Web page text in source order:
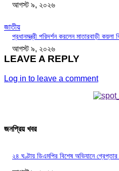
আগস্ট ৯, ২০২৬
জাতীয়
প্রধানমন্ত্রী পরিদর্শন করলেন মাতারবাড়ী কয়লা
আগস্ট ৯, ২০২৬
LEAVE A REPLY
Log in to leave a comment
জনপ্রিয় খবর
২৪ ঘণ্টায় ডিএমপির বিশেষ অভিযানে